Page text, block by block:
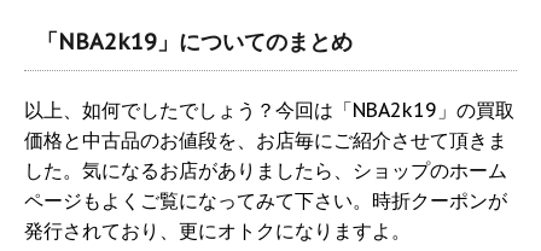
「NBA2k19」についてのまとめ
以上、如何でしたでしょう？今回は「NBA2k19」の買取
価格と中古品のお値段を、お店毎にご紹介させて頂きま
した。気になるお店がありましたら、ショップのホーム
ページもよくご覧になってみて下さい。時折クーポンが
発行されており、更にオトクになりますよ。